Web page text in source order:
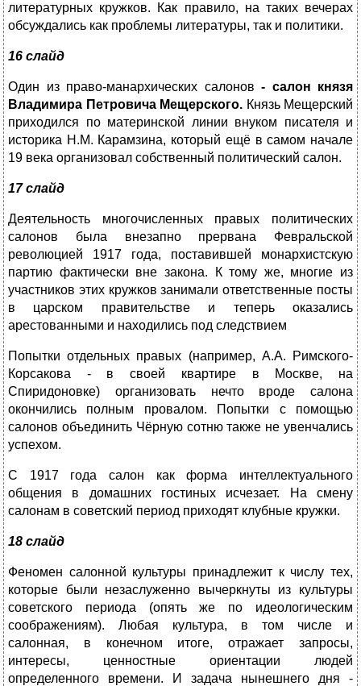
литературных кружков. Как правило, на таких вечерах
обсуждались как проблемы литературы, так и политики.
16 слайд
Один из право-манархических салонов - салон князя
Владимира Петровича Мещерского. Князь Мещерский
приходился по материнской линии внуком писателя и
историка Н.М. Карамзина, который ещё в самом начале
19 века организовал собственный политический салон.
17 слайд
Деятельность многочисленных правых политических
салонов была внезапно прервана Февральской
революцией 1917 года, поставившей монархистскую
партию фактически вне закона. К тому же, многие из
участников этих кружков занимали ответственные посты
в царском правительстве и теперь оказались
арестованными и находились под следствием
Попытки отдельных правых (например, А.А. Римского-
Корсакова - в своей квартире в Москве, на
Спиридоновке) организовать нечто вроде салона
окончились полным провалом. Попытки с помощью
салонов объединить Чёрную сотню также не увенчались
успехом.
С 1917 года салон как форма интеллектуального
общения в домашних гостиных исчезает. На смену
салонам в советский период приходят клубные кружки.
18 слайд
Феномен салонной культуры принадлежит к числу тех,
которые были незаслуженно вычеркнуты из культуры
советского периода (опять же по идеологическим
соображениям). Любая культура, в том числе и
салонная, в конечном итоге, отражает запросы,
интересы, ценностные ориентации людей
определенного времени. И задача нынешнего дня -